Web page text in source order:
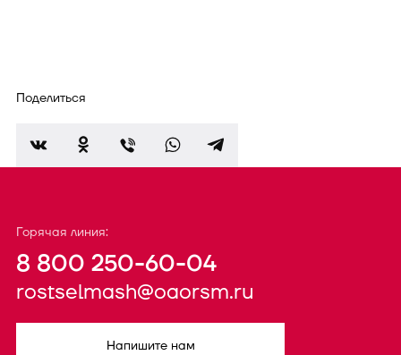
Поделиться
Горячая линия:
8 800 250-60-04
rostselmash@oaorsm.ru
Напишите нам